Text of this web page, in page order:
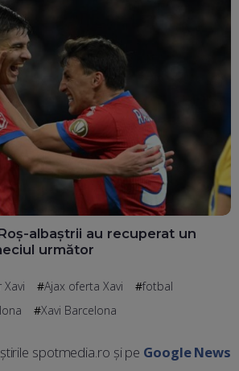
albaștrii au recuperat un
următor
Ajax oferta Xavi
fotbal
Xavi Barcelona
spotmedia.ro și pe Google News